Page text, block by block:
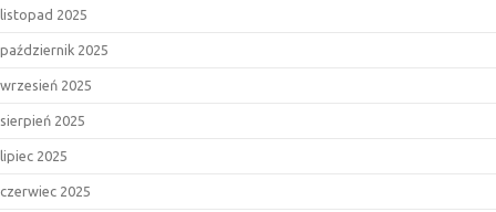
listopad 2025
październik 2025
wrzesień 2025
sierpień 2025
lipiec 2025
czerwiec 2025